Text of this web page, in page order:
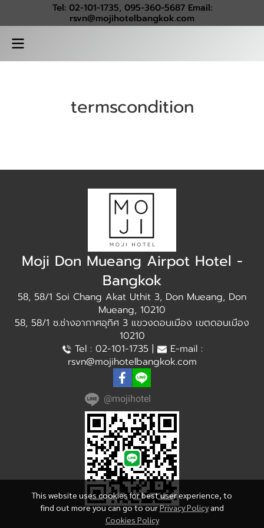
Tel: 02-101-1735, 095-360-5687 Email:
rsvn@mojihotelbangkok.com
termscondition
This website uses cookies for best user experience, to
find out more you can go to ourPrivacy Policy and
Cookies Policy
Moji Don Mueang Airpot Hotel -
Bangkok
58, 58/1 Soi Chang Akat Uthit 3, Don Mueang, Don
Mueang, 10210
58, 58/1 ซ.ช่างอากาศอุทิศ 3 แขวงดอนเมือง เขตดอนเมือง
10210
Tel : 02-101-1735 |
E-mail :
rsvn@mojihotelbangkok.com
@mojihotel